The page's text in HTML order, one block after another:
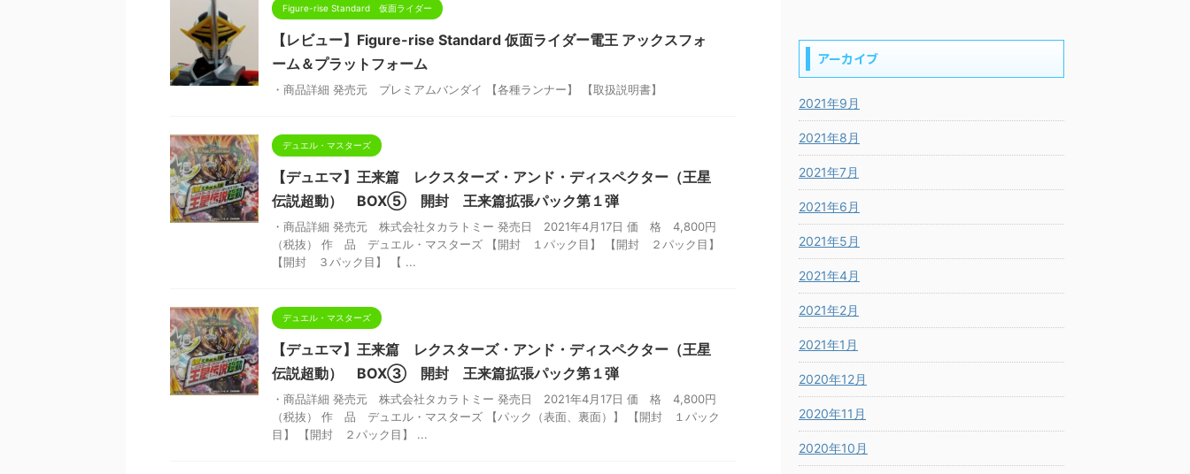
Figure-rise Standard 仮面ライダー
【レビュー】Figure-rise Standard 仮面ライダー電王 アックスフォ
ーム＆プラットフォーム
・商品詳細 発売元 プレミアムバンダイ 【各種ランナー】 【取扱説明書】
デュエル・マスターズ
【デュエマ】王来篇 レクスターズ・アンド・ディスペクター（王星
伝説超動） BOX⑤ 開封 王来篇拡張パック第１弾
・商品詳細 発売元 株式会社タカラトミー 発売日 2021年4月17日 価 格 4,800円
（税抜） 作 品 デュエル・マスターズ 【開封 １パック目】 【開封 ２パック目】
【開封 ３パック目】 【 ...
デュエル・マスターズ
【デュエマ】王来篇 レクスターズ・アンド・ディスペクター（王星
伝説超動） BOX③ 開封 王来篇拡張パック第１弾
・商品詳細 発売元 株式会社タカラトミー 発売日 2021年4月17日 価 格 4,800円
（税抜） 作 品 デュエル・マスターズ 【パック（表面、裏面）】 【開封 １パック
目】 【開封 ２パック目】 ...
アーカイブ
2021年9月
2021年8月
2021年7月
2021年6月
2021年5月
2021年4月
2021年2月
2021年1月
2020年12月
2020年11月
2020年10月